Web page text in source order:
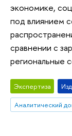
экономике,
под влиянием
сравнении с
региональные
Экспертиза
Аналитический